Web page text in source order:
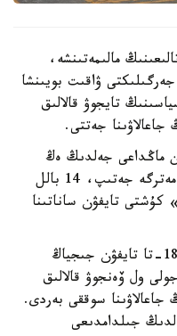
مالىمەتىنشە،
ۋاقىت بويىنشا
تايجوۋ قالالىق
جاعالاۋىنا جەتتى.
ماڭداعى جەلدىڭ ەڭ
جوعارى جىلدامدىعى سەكۋندىنا 42 مەترگە جەتىپ، 14 بالل
كۇشتى تايفۋن ساناتىنا
شامامەن ءبىر ساعاتتان كەيىن، 18:40-تا تايفۋن جىجياڭ
ول ۆەنجوۋ قالالىق
جاعالاۋىنا سوققى بەردى.
جىلدامدىعى